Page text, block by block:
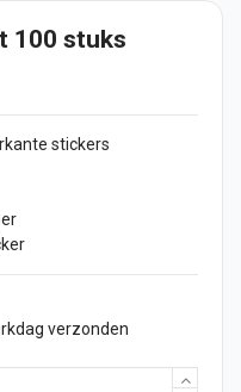
100 stuks
stickers
verzonden